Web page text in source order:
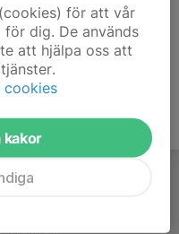
för att vår
dig. De används
att hjälpa oss att
cookies
kakor